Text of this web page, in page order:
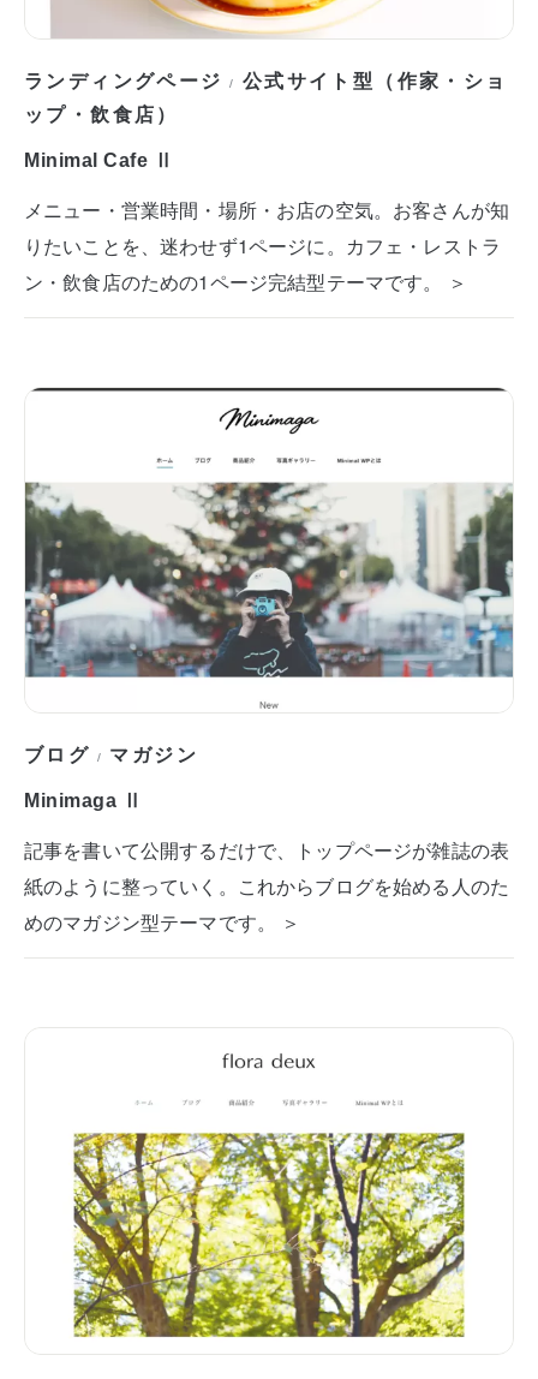
ランディングページ / 公式サイト型（作家・ショ
ップ・飲食店）
Minimal Cafe Ⅱ
メニュー・営業時間・場所・お店の空気。お客さんが知
りたいことを、迷わせず1ページに。カフェ・レストラ
ン・飲食店のための1ページ完結型テーマです。 ＞
ブログ / マガジン
Minimaga Ⅱ
記事を書いて公開するだけで、トップページが雑誌の表
紙のように整っていく。これからブログを始める人のた
めのマガジン型テーマです。 ＞